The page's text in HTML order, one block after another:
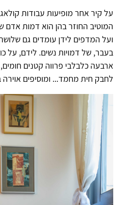
על קיר אחר מופיעות עבודות
המוטיב החוזר בהן הוא דמות אדם
ועל המדפים לידן עומדים גם
בעבר, של דמויות נשים. לידם, על
ארבעה כלבלבי פרווה קטנים
לחבק חית מחמד... ומוסיפים אוירה